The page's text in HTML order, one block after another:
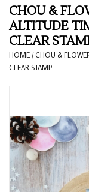
Loyalty
Blog
Gift Cards
CHOU &
ALTITUDE
CLEAR
HOME / CHOU &
CLEAR STAMP